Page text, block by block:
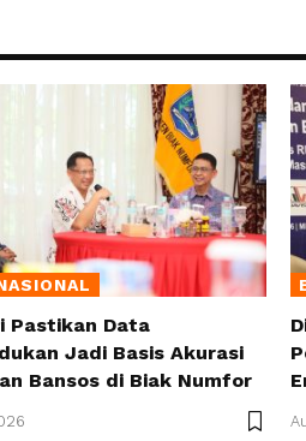
Pastikan Data
Jadi Basis Akurasi
Bansos di Biak Numfor